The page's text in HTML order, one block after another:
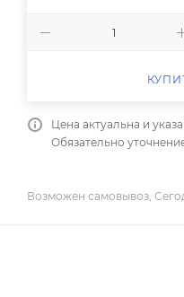
Цена актуальна и
Обязательно
Возможен самовывоз,